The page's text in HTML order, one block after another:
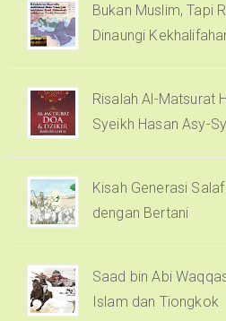
Bukan Muslim, Tapi
Dinaungi
Risalah Al-Matsurat
Syeikh Hasan Asy-
Kisah Generasi
dengan Bertani
Saad bin Abi
Islam dan Tiongkok